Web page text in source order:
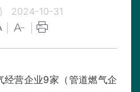
2024-10-31
营企业9家（管道燃气企